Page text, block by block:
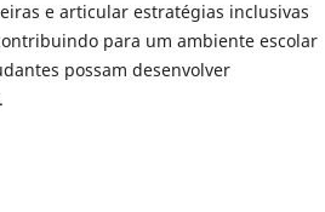
e articular estratégias inclusivas
para um ambiente escolar
possam desenvolver